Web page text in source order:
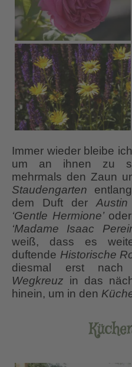
Immer wieder bleibe
um an ihnen zu
mehrmals den Zaun
Staudengarten
dem Duft der Austin
‘Gentle Hermione’
‘Madame Isaac
weiß, dass es
duftende Historische
diesmal erst
Wegkreuz in das
hinein, um in den